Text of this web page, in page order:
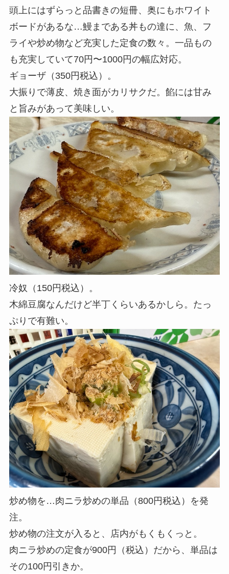
頭上にはずらっと品書きの短冊、奥にもホワイト
ボードがあるな…鰻まである丼もの達に、魚、フ
ライや炒め物など充実した定食の数々。一品もの
も充実していて70円〜1000円の幅広対応。
ギョーザ（350円税込）。
大振りで薄皮、焼き面がカリサクだ。餡には甘み
と旨みがあって美味しい。
冷奴（150円税込）。
木綿豆腐なんだけど半丁くらいあるかしら。たっ
ぷりで有難い。
炒め物を…肉ニラ炒めの単品（800円税込）を発
注。
炒め物の注文が入ると、店内がもくもくっと。
肉ニラ炒めの定食が900円（税込）だから、単品は
その100円引きか。